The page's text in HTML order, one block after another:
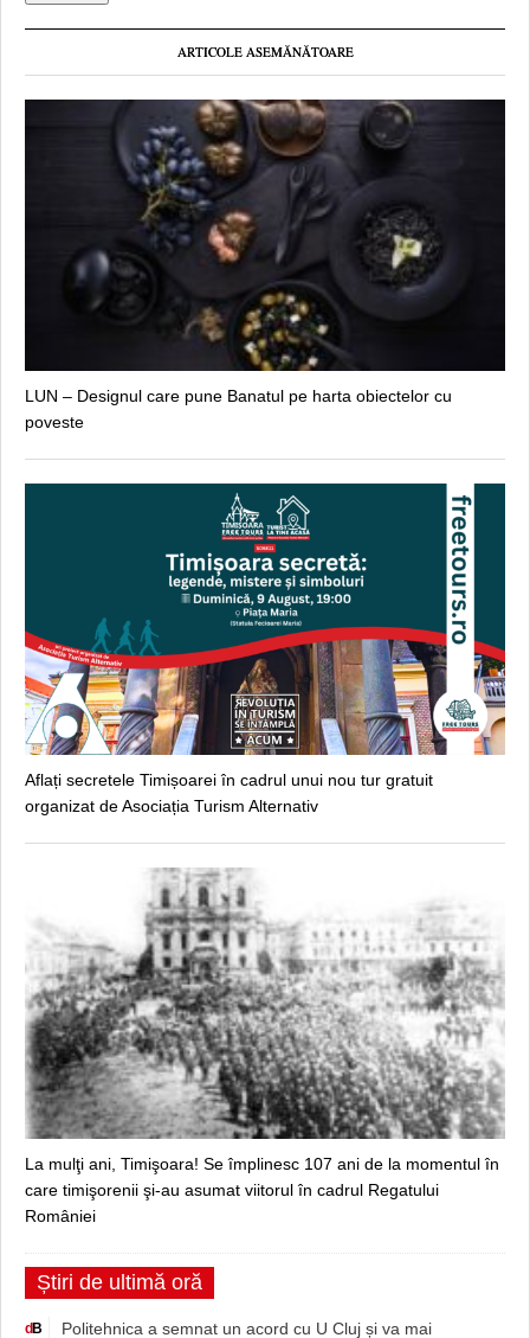
ARTICOLE ASEMĂNĂTOARE
LUN – Designul care pune Banatul pe harta obiectelor cu
poveste
Aflați secretele Timișoarei în cadrul unui nou tur gratuit
organizat de Asociația Turism Alternativ
La mulţi ani, Timişoara! Se împlinesc 107 ani de la momentul în
care timişorenii şi-au asumat viitorul în cadrul Regatului
României
Știri de ultimă oră
d B Politehnica a semnat un acord cu U Cluj și va mai